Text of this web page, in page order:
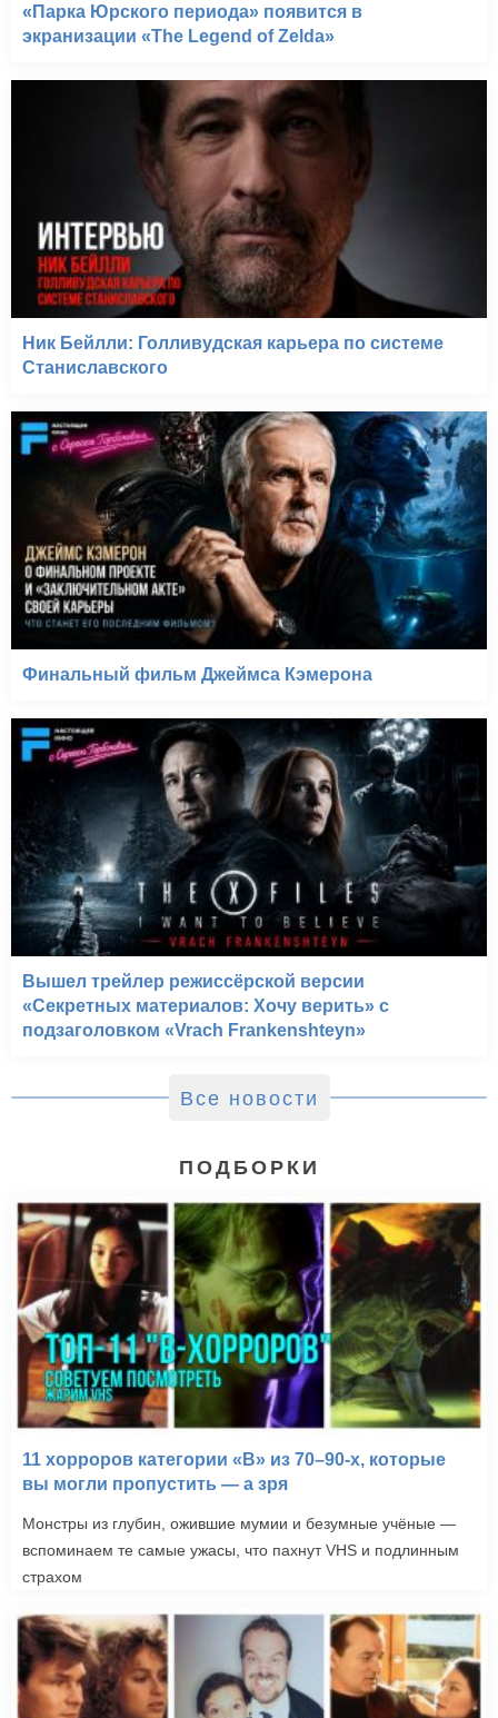
«Парка Юрского периода» появится в
экранизации «The Legend of Zelda»
Ник Бейлли: Голливудская карьера по системе
Станиславского
Финальный фильм Джеймса Кэмерона
Вышел трейлер режиссёрской версии
«Секретных материалов: Хочу верить» с
подзаголовком «Vrach Frankenshteyn»
Все новости
ПОДБОРКИ
11 хорроров категории «B» из 70–90-х, которые
вы могли пропустить — а зря
Монстры из глубин, ожившие мумии и безумные учёные —
вспоминаем те самые ужасы, что пахнут VHS и подлинным
страхом